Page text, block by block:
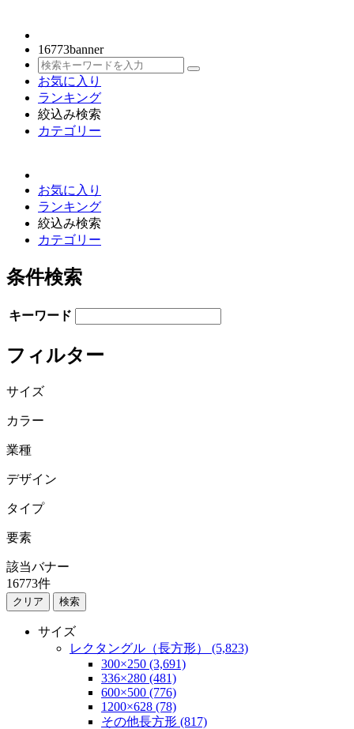
16773banner
お気に入り
ランキング
絞込み検索
カテゴリー
お気に入り
ランキング
絞込み検索
カテゴリー
条件検索
キーワード
フィルター
サイズ
カラー
業種
デザイン
タイプ
要素
該当バナー
16773件
検索
サイズ
レクタングル（長方形） (5,823)
300×250 (3,691)
336×280 (481)
600×500 (776)
1200×628 (78)
その他長方形 (817)